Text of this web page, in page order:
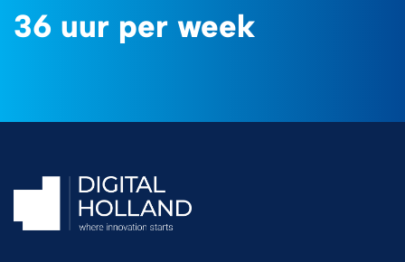
36 uur per week